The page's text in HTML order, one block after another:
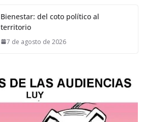
Bienestar: del coto político al
territorio
7 de agosto de 2026